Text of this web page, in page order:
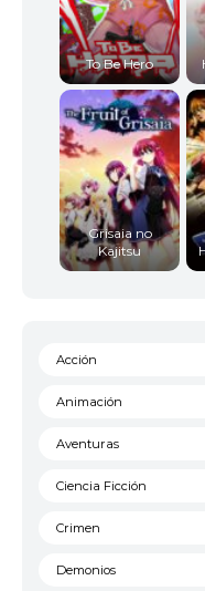
To Be Hero
Grisaia no
Kajitsu
Acción
Animación
Aventuras
Ciencia Ficción
Crimen
Demonios